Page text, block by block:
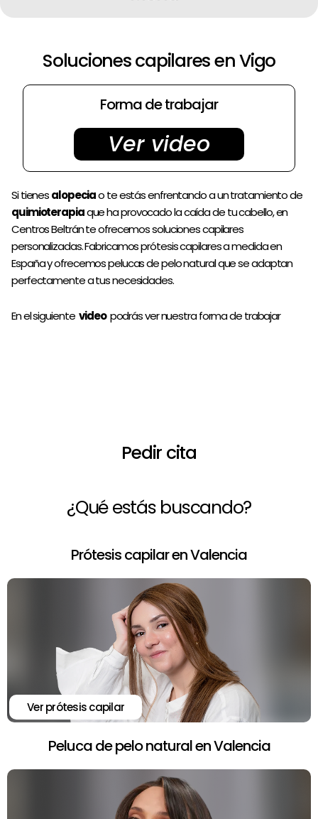
Videos
Pedir cita
Soluciones capilares en Vigo
Forma de trabajar
Ver video
Si tienesalopeciao te estás enfrentando a un tratamiento de
quimioterapiaque ha provocado la caída de tu cabello, en
Centros Beltrán te ofrecemos soluciones capilares
personalizadas. Fabricamos prótesis capilares a medida en
España y ofrecemos pelucas de pelo natural que se adaptan
perfectamente a tus necesidades.
En el siguientevideopodrás ver nuestra forma de trabajar
Pedir cita
¿Qué estás buscando?
Prótesis capilar en Valencia
Ver prótesis capilar
Peluca de pelo natural en Valencia